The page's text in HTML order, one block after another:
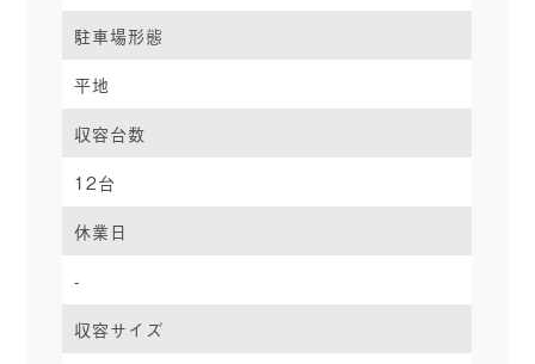
駐車場形態
平地
収容台数
12台
休業日
-
収容サイズ